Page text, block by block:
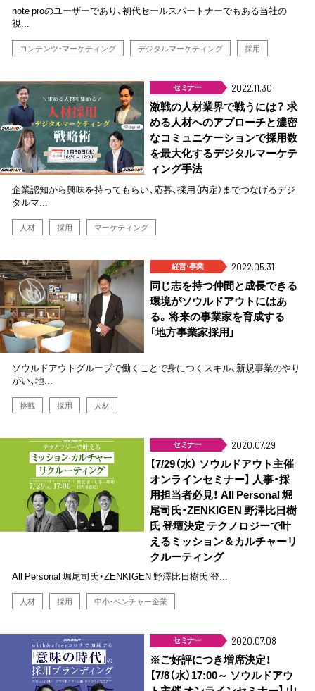
note proのユーザーであり、初代セールスパートナーでもある当社の
視...
コンテンツ・マーケティング デジタルマーケティング 採用
セミナー 2022.11.30
激戦の人材業界で戦うには？ 求
める人材へのアプローチと濃密
なコミュニケーションで採用数
を最大化するデジタルマーケテ
ィング手法
企業認知から興味を持ってもらい、応募、採用（内定）までつなげるデジ
タルマ...
人材 採用 マーケティング
経営･事業 2022.05.31
同じ志を持つ仲間と成長できる
環境がソウルドアウトにはあ
る。将来の事業家を育成する
「地方事業家採用」
ソウルドアウトグループで働くことで身につくスキル、新規事業のやり
がい、地...
挑戦 採用 人材
セミナー 2020.07.29
【7/29（水） ソウルドアウト主催
オンラインセミナー】 人事・採
用担当者必見！ All Personal 堀
尾司氏・ZENKIGEN 野澤比日樹
氏 登壇決定 テクノロジーで叶
えるミッション＆カルチャーリ
クルーティング
All Personal 堀尾司氏・ZENKIGEN 野澤比日樹氏 登...
人材 採用 中小・ベンチャー企業
セミナー 2020.07.08
※ご好評につき増席決定！
【7/8（水）17:00～ ソウルドアウ